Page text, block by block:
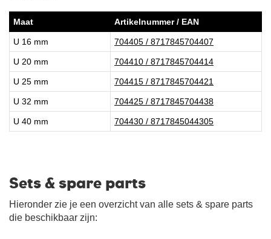
Maat Artikelnummer / EAN
U 16 mm 704405 / 8717845704407
U 20 mm 704410 / 8717845704414
U 25 mm 704415 / 8717845704421
U 32 mm 704425 / 8717845704438
U 40 mm 704430 / 8717845044305
Sets & spare parts
Hieronder zie je een overzicht van alle sets & spare parts
die beschikbaar zijn: